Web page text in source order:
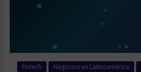
Fintech Negocios en Latinoamérica